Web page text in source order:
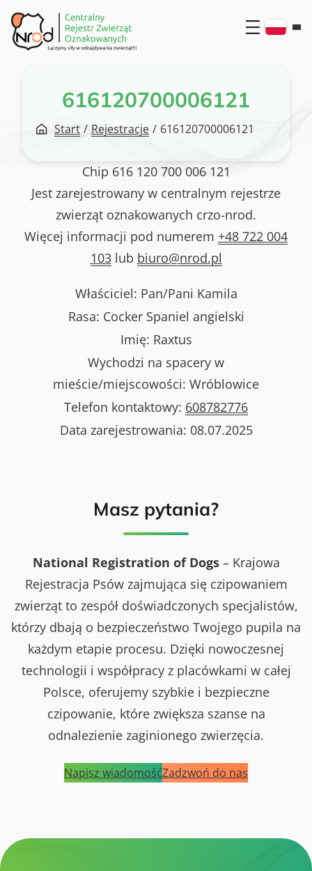
Przejdź
do
treści
616120700006121
Start / Rejestracje / 616120700006121
Chip 616 120 700 006 121
Jest zarejestrowany w centralnym rejestrze
zwierząt oznakowanych crzo-nrod.
Więcej informacji pod numerem +48 722 004
103lub biuro@nrod.pl
Właściciel: Pan/Pani Kamila
Rasa: Cocker Spaniel angielski
Imię: Raxtus
Wychodzi na spacery w
mieście/miejscowości: Wróblowice
Telefon kontaktowy: 608782776
Data zarejestrowania: 08.07.2025
Masz pytania?
National Registration of Dogs– Krajowa
Rejestracja Psów zajmująca się czipowaniem
zwierząt to zespół doświadczonych specjalistów,
którzy dbają o bezpieczeństwo Twojego pupila na
każdym etapie procesu. Dzięki nowoczesnej
technologii i współpracy z placówkami w całej
Polsce, oferujemy szybkie i bezpieczne
czipowanie, które zwiększa szanse na
odnalezienie zaginionego zwierzęcia.
Napisz wiadomośćZadzwoń do nas